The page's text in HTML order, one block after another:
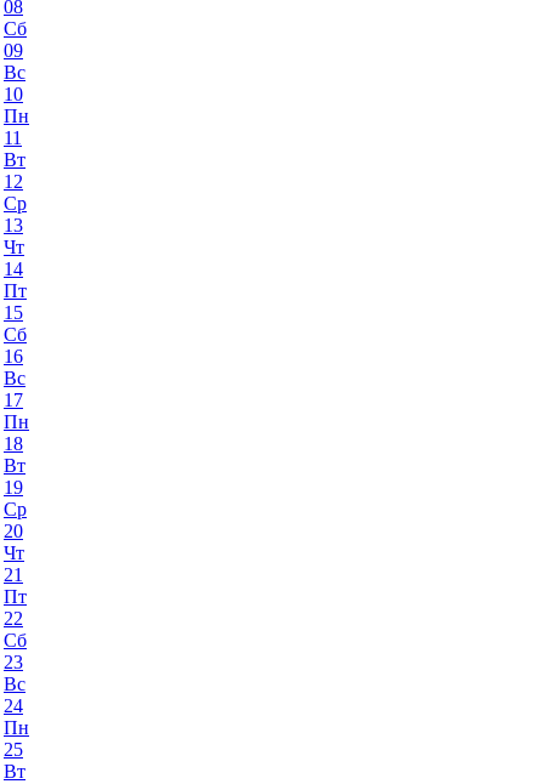
08
Сб
09
Вс
10
Пн
11
Вт
12
Ср
13
Чт
14
Пт
15
Сб
16
Вс
17
Пн
18
Вт
19
Ср
20
Чт
21
Пт
22
Сб
23
Вс
24
Пн
25
Вт